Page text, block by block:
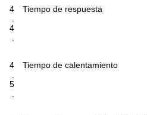
4
4
Tiempo de respuesta
4
5
Tiempo de calentamiento